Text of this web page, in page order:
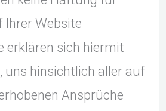
Ihrer Website
erklären sich hiermit
uns hinsichtlich aller auf
Ansprüche